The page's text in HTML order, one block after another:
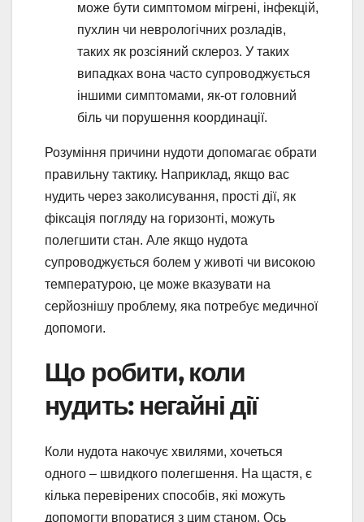
може бути симптомом мігрені, інфекцій,
пухлин чи неврологічних розладів,
таких як розсіяний склероз. У таких
випадках вона часто супроводжується
іншими симптомами, як-от головний
біль чи порушення координації.
Розуміння причини нудоти допомагає обрати
правильну тактику. Наприклад, якщо вас
нудить через заколисування, прості дії, як
фіксація погляду на горизонті, можуть
полегшити стан. Але якщо нудота
супроводжується болем у животі чи високою
температурою, це може вказувати на
серйознішу проблему, яка потребує медичної
допомоги.
Що робити, коли
нудить: негайні дії
Коли нудота накочує хвилями, хочеться
одного – швидкого полегшення. На щастя, є
кілька перевірених способів, які можуть
допомогти впоратися з цим станом. Ось